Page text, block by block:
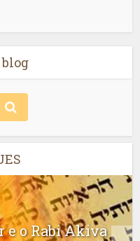
e o Rabi Akiva